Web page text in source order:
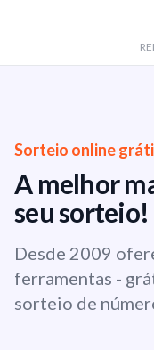
Sorteio online
A melhor
seu sorteio!
Desde 2009
ferramentas -
sorteio de